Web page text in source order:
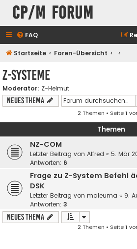
CP/M Forum
FAQ
Startseite Foren-Übersicht
Z-Systeme
Moderator: Z-Helmut
Neues Thema
2 Themen • Seite1
Themen
NZ-COM
Letzter Beitrag von Alfred « 5. Mär
Antworten: 6
Frage zu Z-System Befehl
DSK
Letzter Beitrag von maleuma « 9.
Antworten: 3
Neues Thema
2 Themen • Seite1